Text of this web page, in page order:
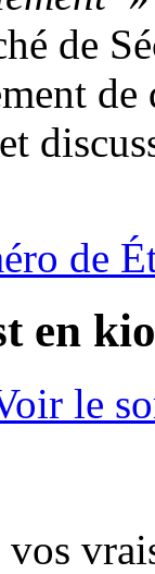
de
de
en
le